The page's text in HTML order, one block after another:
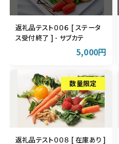
返礼品テスト００６ [ ステータ
ス受付終了 ] - サブカテ
5,000円
返礼品テスト００８ [ 在庫あり ]